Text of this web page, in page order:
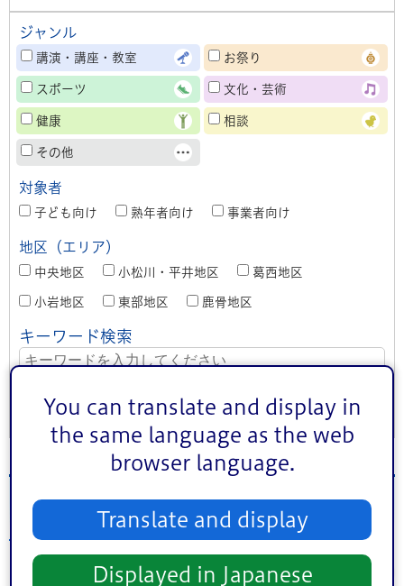
You can translate and display in
the same language as the web
browser language.
Translate and display
Displayed in Japanese
ジャンル
講演・講座・教室 お祭り
スポーツ 文化・芸術
健康 相談
その他
対象者
子ども向け 熟年者向け 事業者向け
地区（エリア）
中央地区 小松川・平井地区 葛西地区
小岩地区 東部地区 鹿骨地区
キーワード検索
条件をクリア
2026年6月23日（火）のイベント
前月
2026年 6月